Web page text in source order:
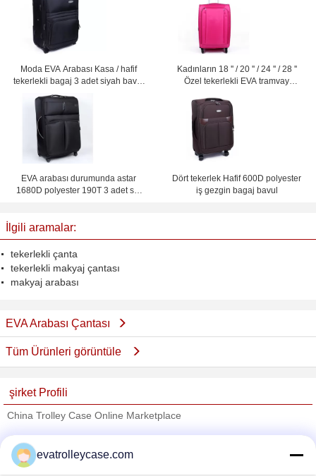
Moda EVA Arabası Kasa / hafif
tekerlekli bagaj 3 adet siyah bavul
Kadınların 18 '' / 20 '' / 24 '' / 28 ''
Özel tekerlekli EVA tramvay
setleri
EVA arabası durumunda astar
1680D polyester 190T 3 adet set
Dört tekerlek Hafif 600D polyester
iş gezgin bagaj bavul
İlgili aramalar:
tekerlekli çanta
tekerlekli makyaj çantası
makyaj arabası
EVA Arabası Çantası
Tüm Ürünleri görüntüle
şirket Profili
China Trolley Case Online Marketplace
Trust Seal
Verified Suplier
evatrolleycase.com